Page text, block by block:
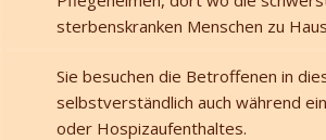
sterbenskranken Menschen zu
Sie besuchen die Betroffenen in
selbstverständlich auch während
oder Hospizaufenthaltes.